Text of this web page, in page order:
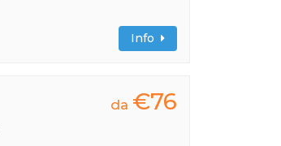
Info
da €76